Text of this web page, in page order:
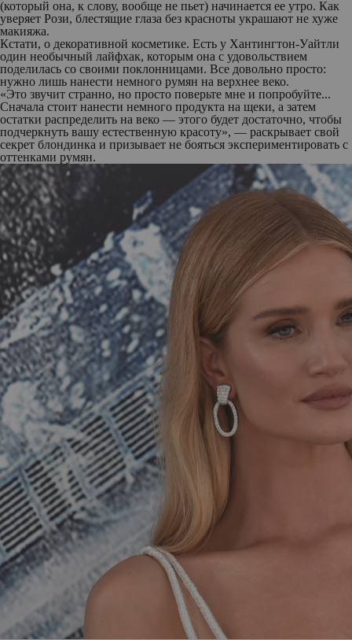
(который она, к слову, вообще не пьет) начинается ее утро. Как
уверяет Рози, блестящие глаза без красноты украшают не хуже
макияжа.
Кстати, о декоративной косметике. Есть у Хантингтон-Уайтли
один необычный лайфхак, которым она с удовольствием
поделилась со своими поклонницами. Все довольно просто:
нужно лишь нанести немного румян на верхнее веко.
«Это звучит странно, но просто поверьте мне и попробуйте...
Сначала стоит нанести немного продукта на щеки, а затем
остатки распределить на веко — этого будет достаточно, чтобы
подчеркнуть вашу естественную красоту», — раскрывает свой
секрет блондинка и призывает не бояться экспериментировать с
оттенками румян.